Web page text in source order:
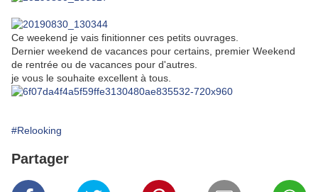
Ce weekend je vais finitionner ces petits ouvrages.
Dernier weekend de vacances pour certains, premier Weekend
de rentrée ou de vacances pour d'autres.
je vous le souhaite excellent à tous.
#Relooking
Partager